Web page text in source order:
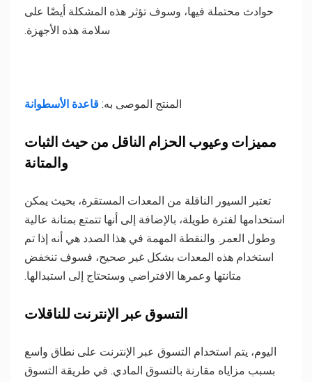
حوادث محتملة فيها، وسوف تؤثر هذه المشكلة أيضًا على
سلامة هذه الأجهزة.
المنتج الموصى به: قاعدة الأسطوانة
مميزات وعيوب الحزام الناقل من حيث الثبات
والمتانة
تعتبر السيور الناقلة من المعدات المستقرة، بحيث يمكن
استخدامها لفترة طويلة، بالإضافة إلى أنها تتمتع بمتانة عالية
وطول العمر. والنقطة المهمة في هذا الصدد هي أنه إذا تم
استخدام هذه المعدات بشكل غير صحيح، فسوف تنخفض
متانتها وعمرها الافتراضي وستحتاج إلى استبدالها.
التسوق عبر الإنترنت للناقلات
اليوم، يتم استخدام التسوق عبر الإنترنت على نطاق واسع
بسبب مزاياه مقارنة بالتسوق المادي. في طريقة التسوق